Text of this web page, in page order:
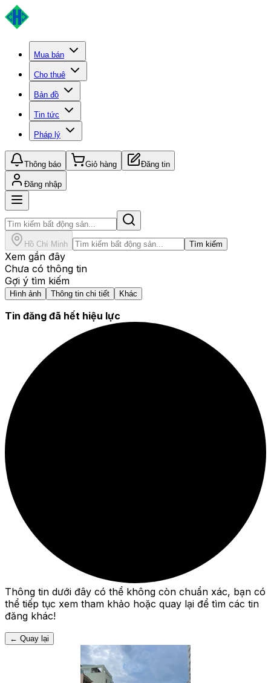
Mua bán
Cho thuê
Bản đồ
Tin tức
Pháp lý
Thông báo Giỏ hàng Đăng tin
Đăng nhập
Hồ Chí Minh Tìm kiếm
Xem gần đây
Chưa có thông tin
Gợi ý tìm kiếm
Hình ảnh Thông tin chi tiết Khác
Tin đăng đã hết hiệu lực
Thông tin dưới đây có thể không còn chuẩn xác, bạn có
thể tiếp tục xem tham khảo hoặc quay lại để tìm các tin
đăng khác!
← Quay lại